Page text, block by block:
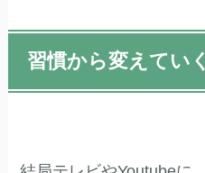
習慣から変えていく